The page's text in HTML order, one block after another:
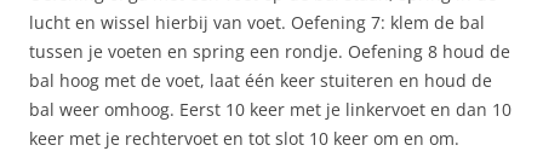
lucht en wissel hierbij van voet. Oefening 7: klem de bal
tussen je voeten en spring een rondje. Oefening 8 houd de
bal hoog met de voet, laat één keer stuiteren en houd de
bal weer omhoog. Eerst 10 keer met je linkervoet en dan 10
keer met je rechtervoet en tot slot 10 keer om en om.